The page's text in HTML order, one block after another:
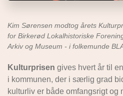
Kim Sørensen modtog årets
for Birkerød Lokalhistoriske
Arkiv og Museum - i folkemunde
Kulturprisen gives hvert år til
i kommunen, der i særlig grad
kulturliv er både omfangsrigt og